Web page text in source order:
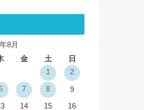
8月
金 土
日
1
2
7 8 9
14 15
16